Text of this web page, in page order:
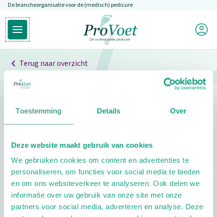
Toestemming Details Over
Deze website maakt gebruik van cookies
We gebruiken cookies om content en advertenties te
personaliseren, om functies voor social media te bieden
en om ons websiteverkeer te analyseren. Ook delen we
informatie over uw gebruik van onze site met onze
partners voor social media, adverteren en analyse. Deze
Overslaan en naar de inhoud gaan
De brancheorganisatie voor de (medisch) pedicure
Open hoofdmenu
Ga naar de homepagina
Mijn
Terug naar overzicht
Professionals
Pedicure niet gevonden
pedicure.